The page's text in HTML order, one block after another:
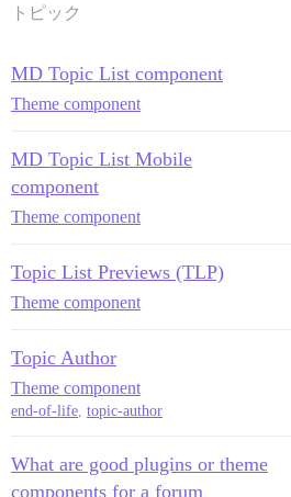
トピック
MD Topic List component
Theme component
MD Topic List Mobile
component
Theme component
Topic List Previews (TLP)
Theme component
Topic Author
Theme component
end-of-life, topic-author
What are good plugins or theme
components for a forum